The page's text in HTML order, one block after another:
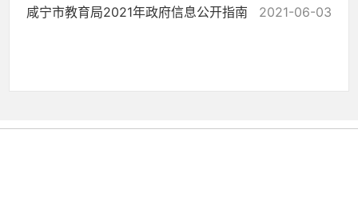
咸宁市教育局2021年政府信息公开指南
2021-06-03